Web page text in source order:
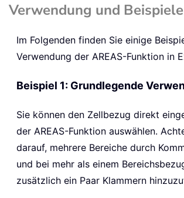
Verwendung und Beispiele
Im Folgenden finden Sie einige
Verwendung der AREAS-Funktion in
Beispiel 1: Grundlegende
Sie können den Zellbezug direkt
der AREAS-Funktion auswählen.
darauf, mehrere Bereiche durch
und bei mehr als einem
zusätzlich ein Paar Klammern